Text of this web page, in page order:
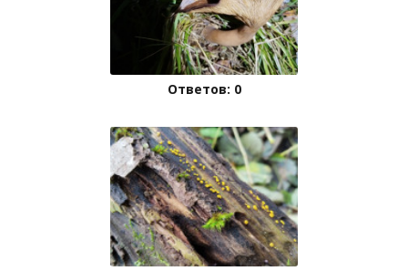
Ответов: 0